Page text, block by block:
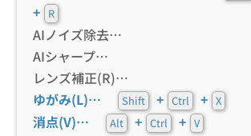
+ R
AIノイズ除去…
AIシャープ…
レンズ補正(R)…
ゆがみ(L)…
Shift + Ctrl + X
消点(V)… Alt + Ctrl + V